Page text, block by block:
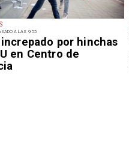
A LAS 9:55
por hinchas
en Centro de